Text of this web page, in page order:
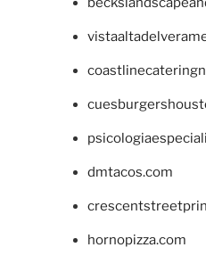
dmtacos.com
hornopizza.com